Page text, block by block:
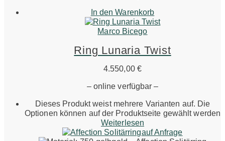
In den Warenkorb
Marco Bicego
Ring Lunaria Twist
4.550,00 €
– online verfügbar –
Dieses Produkt weist mehrere Varianten auf. Die
Optionen können auf der Produktseite gewählt werden
Weiterlesen
auf Anfrage